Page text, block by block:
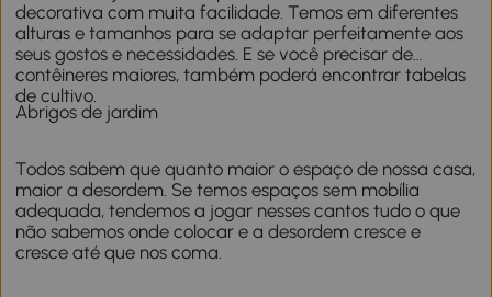
decorativa com muita facilidade. Temos em diferentes
alturas e tamanhos para se adaptar perfeitamente aos
seus gostos e necessidades. E se você precisar de
contêineres maiores, também poderá encontrar tabelas
de cultivo.
Abrigos de jardim
Todos sabem que quanto maior o espaço de nossa casa,
maior a desordem. Se temos espaços sem mobília
adequada, tendemos a jogar nesses cantos tudo o que
não sabemos onde colocar e a desordem cresce e
cresce até que nos coma.